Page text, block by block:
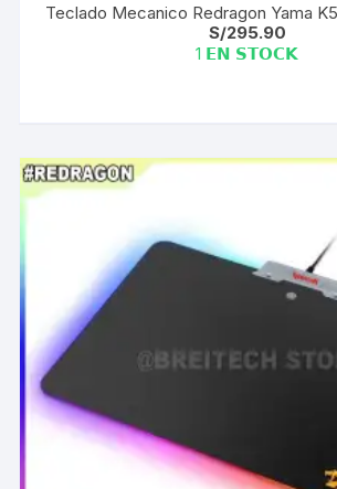
Teclado Mecanico Redragon Yama
S/295.90
1 𝗘𝗡 𝗦𝗧𝗢𝗖𝗞